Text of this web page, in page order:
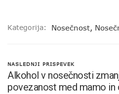
Kategorija: Nosečnost,
NASLEDNJI PRISPEVEK
Alkohol v nosečnosti
povezanost med mamo